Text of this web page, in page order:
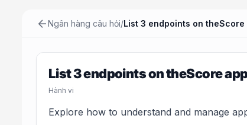
arrow_backNgân hàng câu hỏi/List 3 endpoints on theScore
List 3 endpoints on theScore
Hành vi
Explore how to understand and manage